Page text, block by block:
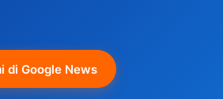
di Google News